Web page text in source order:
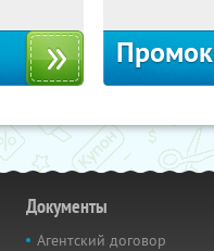
Документы
Агентский договор